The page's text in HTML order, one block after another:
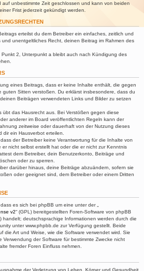
auf unbestimmte Zeit geschlossen und kann von beiden
Frist jederzeit gekündigt werden.
erteilst du dem Betreiber ein einfaches, zeitlich und
und unentgeltliches Recht, deinen Beitrag im Rahmen des
Punkt 2, Unterpunkt a bleibt auch nach Kündigung des
eines Beitrags, dass er keine Inhalte enthält, die gegen
guten Sitten verstoßen. Du erklärst insbesondere, dass du
Beiträgen verwendeten Links und Bilder zu setzen
übt das Hausrecht aus. Bei Verstößen gegen diese
anderer im Board veröffentlichten Regeln kann der
zeitweise oder dauerhaft von der Nutzung dieses
dir ein Hausverbot erteilen.
der Betreiber keine Verantwortung für die Inhalte von
er nicht selbst erstellt hat oder die er nicht zur Kenntnis
dem Betreiber, dein Benutzerkonto, Beiträge und
oder zu sperren.
darüber hinaus, deine Beiträge abzuändern, sofern sie
oder geeignet sind, dem Betreiber oder einem Dritten
es sich bei phpBB um eine unter der „
v2“ (GPL) bereitgestellten Foren-Software von phpBB
handelt; deutschsprachige Informationen werden durch die
unter www.phpbb.de zur Verfügung gestellt. Beide
die Art und Weise, wie die Software verwendet wird. Sie
Verwendung der Software für bestimmte Zwecke nicht
fremder Foren Einfluss nehmen.
der Verletzung von Leben, Körper und Gesundheit